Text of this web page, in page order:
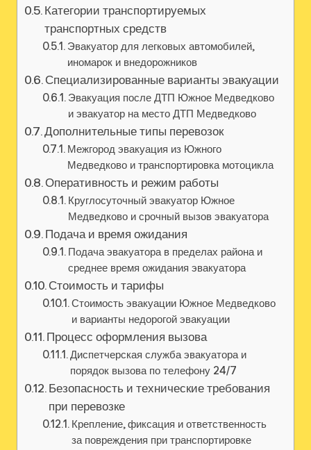
Категории транспортируемых
транспортных средств
Эвакуатор для легковых автомобилей,
иномарок и внедорожников
Специализированные варианты эвакуации
Эвакуация после ДТП Южное Медведково
и эвакуатор на место ДТП Медведково
Дополнительные типы перевозок
Межгород эвакуация из Южного
Медведково и транспортировка мотоцикла
Оперативность и режим работы
Круглосуточный эвакуатор Южное
Медведково и срочный вызов эвакуатора
Подача и время ожидания
Подача эвакуатора в пределах района и
среднее время ожидания эвакуатора
Стоимость и тарифы
Стоимость эвакуации Южное Медведково
и варианты недорогой эвакуации
Процесс оформления вызова
Диспетчерская служба эвакуатора и
порядок вызова по телефону 24/7
Безопасность и технические требования
при перевозке
Крепление, фиксация и ответственность
за повреждения при транспортировке